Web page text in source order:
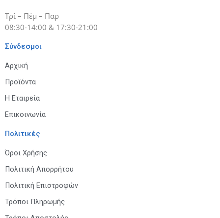
Τρί – Πέμ – Παρ
08:30-14:00 & 17:30-21:00
Σύνδεσμοι
Αρχική
Προϊόντα
Η Εταιρεία
Επικοινωνία
Πολιτικές
Όροι Χρήσης
Πολιτική Απορρήτου
Πολιτική Επιστροφών
Τρόποι Πληρωμής